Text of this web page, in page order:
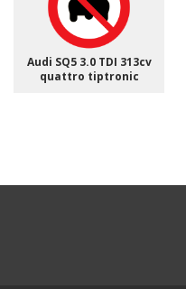
Audi SQ5 3.0 TDI 313cv
quattro tiptronic